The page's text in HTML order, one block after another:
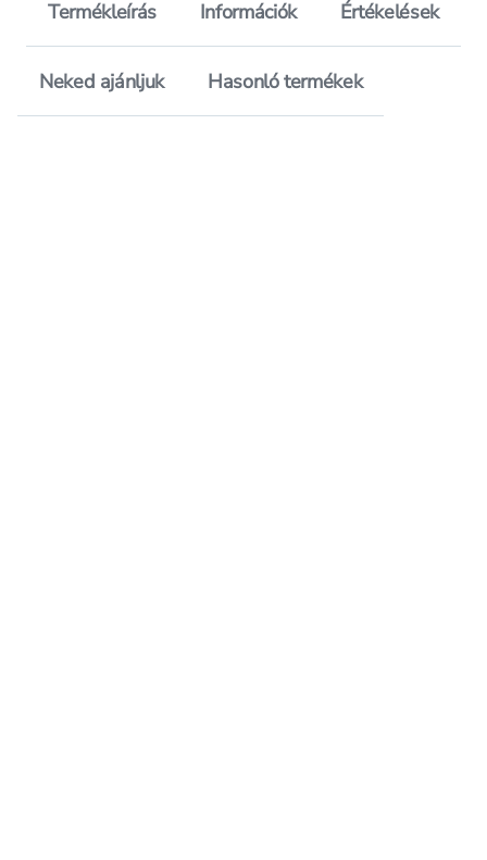
Termékleírás Információk Értékelések
Neked ajánljuk Hasonló termékek